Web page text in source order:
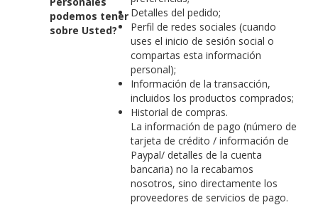
podemos tener
sobre Usted?
Detalles del pedido;
Perfil de redes sociales (cuando
uses el inicio de sesión social o
compartas esta información
personal);
Información de la transacción,
incluidos los productos comprados;
Historial de compras.
La información de pago (número de
tarjeta de crédito / información de
Paypal/ detalles de la cuenta
bancaria) no la recabamos
nosotros, sino directamente los
proveedores de servicios de pago.